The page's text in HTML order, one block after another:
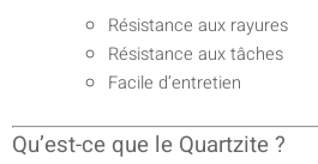
Résistance aux rayures
Résistance aux tâches
Facile d’entretien
Qu’est-ce que le Quartzite ?